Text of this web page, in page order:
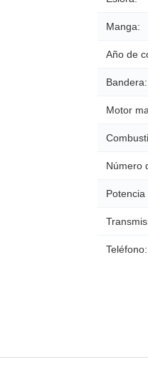
Manga:
Año de
Bandera:
Motor
Número
Teléfono: